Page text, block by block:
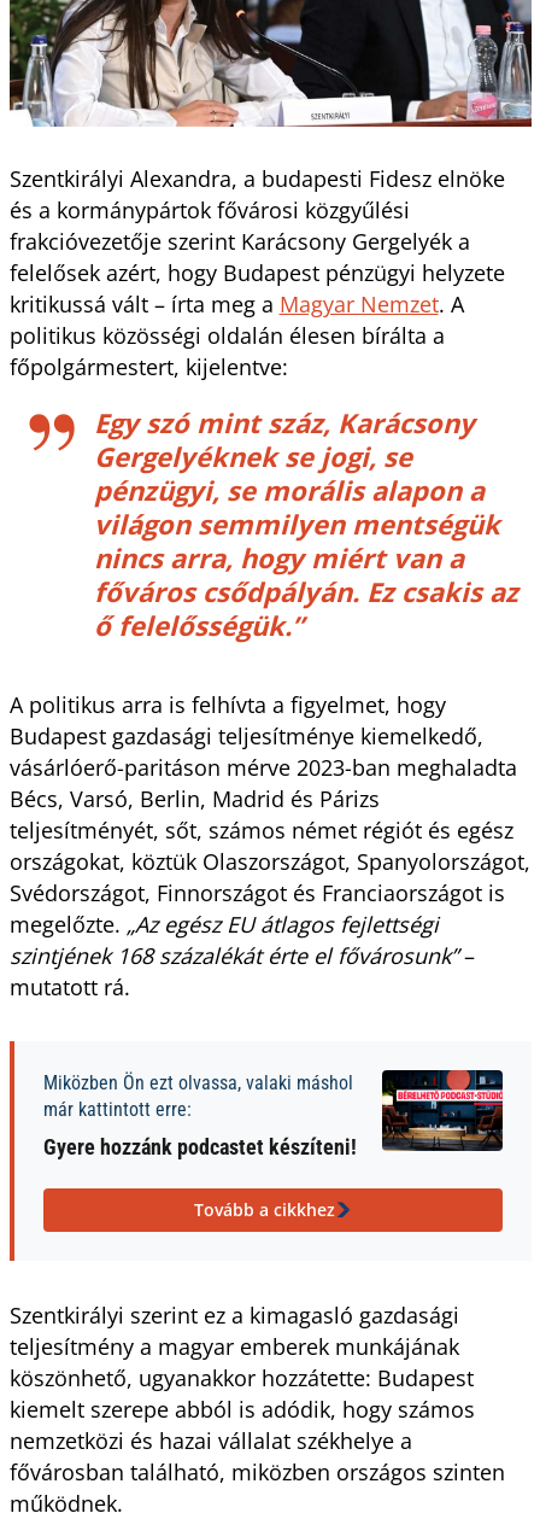
Szentkirályi Alexandra, a budapesti Fidesz elnöke
és a kormánypártok fővárosi közgyűlési
frakcióvezetője szerint Karácsony Gergelyék a
felelősek azért, hogy Budapest pénzügyi helyzete
kritikussá vált – írta meg a Magyar Nemzet. A
politikus közösségi oldalán élesen bírálta a
főpolgármestert, kijelentve:
Egy szó mint száz, Karácsony
Gergelyéknek se jogi, se
pénzügyi, se morális alapon a
világon semmilyen mentségük
nincs arra, hogy miért van a
főváros csődpályán. Ez csakis az
ő felelősségük.”
A politikus arra is felhívta a figyelmet, hogy
Budapest gazdasági teljesítménye kiemelkedő,
vásárlóerő-paritáson mérve 2023-ban meghaladta
Bécs, Varsó, Berlin, Madrid és Párizs
teljesítményét, sőt, számos német régiót és egész
országokat, köztük Olaszországot, Spanyolországot,
Svédországot, Finnországot és Franciaországot is
megelőzte. „Az egész EU átlagos fejlettségi
szintjének 168 százalékát érte el fővárosunk”–
mutatott rá.
Miközben Ön ezt olvassa, valaki máshol
már kattintott erre:
Gyere hozzánk podcastet készíteni!
Tovább a cikkhez
Szentkirályi szerint ez a kimagasló gazdasági
teljesítmény a magyar emberek munkájának
köszönhető, ugyanakkor hozzátette: Budapest
kiemelt szerepe abból is adódik, hogy számos
nemzetközi és hazai vállalat székhelye a
fővárosban található, miközben országos szinten
működnek.